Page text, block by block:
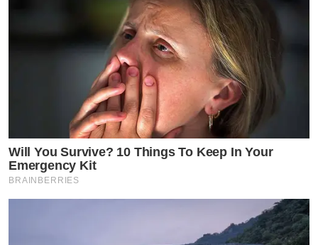
Will You Survive? 10 Things To Keep In Your
Emergency Kit
BRAINBERRIES